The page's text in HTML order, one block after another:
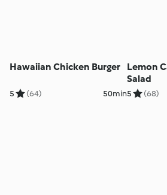
Hawaiian Chicken Burger
5 (64) 50min
Lemon
Salad
5 (68)